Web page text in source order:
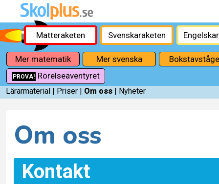
Matteraketen Svenskaraketen
Mer matematik Mer svenska
PROVA! Rörelseäventyret
Lärarmaterial | Priser | Om oss | Nyheter
Om oss
Kontakt